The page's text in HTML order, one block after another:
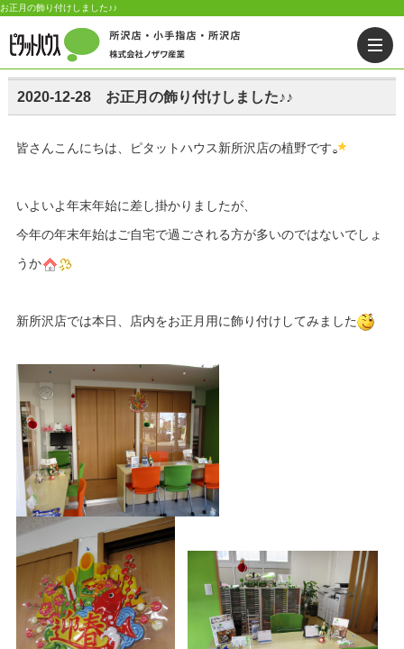
お正月の飾り付けしました♪♪
2020-12-28 お正月の飾り付けしました♪♪
皆さんこんにちは、ピタットハウス新所沢店の植野です
いよいよ年末年始に差し掛かりましたが、
今年の年末年始はご自宅で過ごされる方が多いのではないでしょ
うか
新所沢店では本日、店内をお正月用に飾り付けしてみました